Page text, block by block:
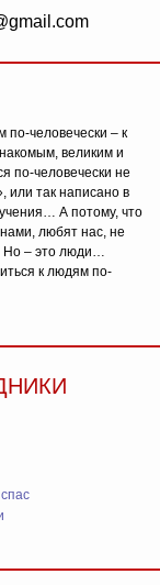
по-человечески – к
великим и
по-человечески не
или так написано в
А потому, что
любят нас, не
Но – это люди…
к людям по-